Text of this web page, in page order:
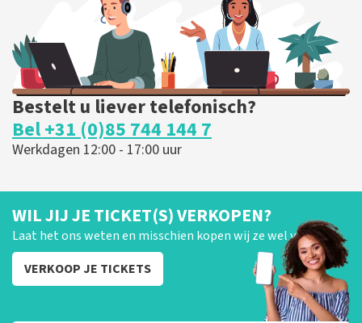
Bestelt u liever telefonisch?
Bel +31 (0)85 744 144 7
Werkdagen 12:00 - 17:00 uur
WIL JIJ JE TICKET(S) VERKOPEN?
Laat het ons weten en misschien kopen wij ze wel van je!
VERKOOP JE TICKETS